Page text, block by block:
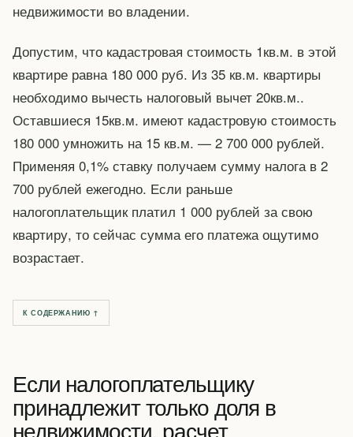
недвижимости во владении.
Допустим, что кадастровая стоимость 1кв.м. в этой
квартире равна 180 000 руб. Из 35 кв.м. квартиры
необходимо вычесть налоговый вычет 20кв.м..
Оставшиеся 15кв.м. имеют кадастровую стоимость
180 000 умножить на 15 кв.м. — 2 700 000 рублей.
Применяя 0,1% ставку получаем сумму налога в 2
700 рублей ежегодно. Если раньше
налогоплательщик платил 1 000 рублей за свою
квартиру, то сейчас сумма его платежа ощутимо
возрастает.
К СОДЕРЖАНИЮ ↑
Если налогоплательщику
принадлежит только доля в
недвижимости, расчет